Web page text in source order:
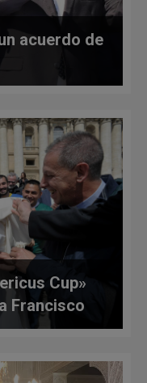
acuerdo de
Cup»
Francisco